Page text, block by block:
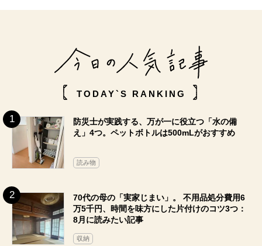
TODAY`S RANKING
防災士が実践する、万が一に役立つ「水の備
え」4つ。ペットボトルは500mLがおすすめ
読み物
70代の母の「実家じまい」。 不用品処分費用6
万5千円、時間を味方にした片付けのコツ3つ：
8月に読みたい記事
収納